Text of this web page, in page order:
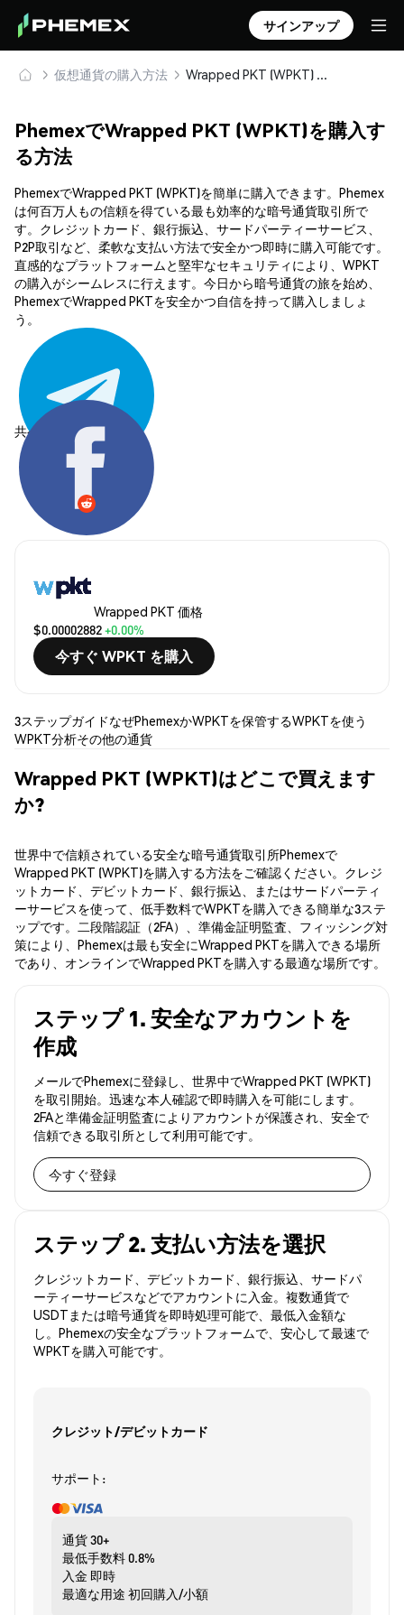
サインアップ
仮想通貨の購入方法 Wrapped PKT (WPKT) を安全に購入・保管
PhemexでWrapped PKT (WPKT)を購入す
る方法
PhemexでWrapped PKT (WPKT)を簡単に購入できます。Phemex
は何百万人もの信頼を得ている最も効率的な暗号通貨取引所で
す。クレジットカード、銀行振込、サードパーティーサービス、
P2P取引など、柔軟な支払い方法で安全かつ即時に購入可能です。
直感的なプラットフォームと堅牢なセキュリティにより、WPKT
の購入がシームレスに行えます。今日から暗号通貨の旅を始め、
PhemexでWrapped PKTを安全かつ自信を持って購入しましょ
う。
共有する:
Wrapped PKT 価格
$0.00002882+0.00%
今すぐ WPKT を購入
3ステップガイドなぜPhemexかWPKTを保管するWPKTを使う
WPKT分析その他の通貨
Wrapped PKT (WPKT)はどこで買えます
か?
世界中で信頼されている安全な暗号通貨取引所Phemexで
Wrapped PKT (WPKT)を購入する方法をご確認ください。クレジ
ットカード、デビットカード、銀行振込、またはサードパーティ
ーサービスを使って、低手数料でWPKTを購入できる簡単な3ステ
ップです。二段階認証（2FA）、準備金証明監査、フィッシング対
策により、Phemexは最も安全にWrapped PKTを購入できる場所
であり、オンラインでWrapped PKTを購入する最適な場所です。
ステップ 1. 安全なアカウントを
作成
メールでPhemexに登録し、世界中でWrapped PKT (WPKT)
を取引開始。迅速な本人確認で即時購入を可能にします。
2FAと準備金証明監査によりアカウントが保護され、安全で
信頼できる取引所として利用可能です。
今すぐ登録
ステップ 2. 支払い方法を選択
クレジットカード、デビットカード、銀行振込、サードパ
ーティーサービスなどでアカウントに入金。複数通貨で
USDTまたは暗号通貨を即時処理可能で、最低入金額な
し。Phemexの安全なプラットフォームで、安心して最速で
WPKTを購入可能です。
クレジット/デビットカード
サポート:
通貨30+
最低手数料0.8%
入金 即時
最適な用途 初回購入/小額